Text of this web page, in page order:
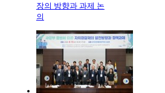
장의 방향과 과제 논
의